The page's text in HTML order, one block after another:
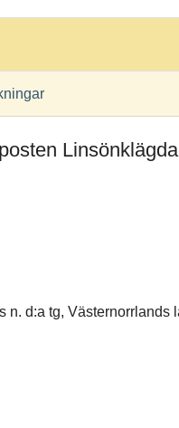
n. d:a tg, Västernorrlands